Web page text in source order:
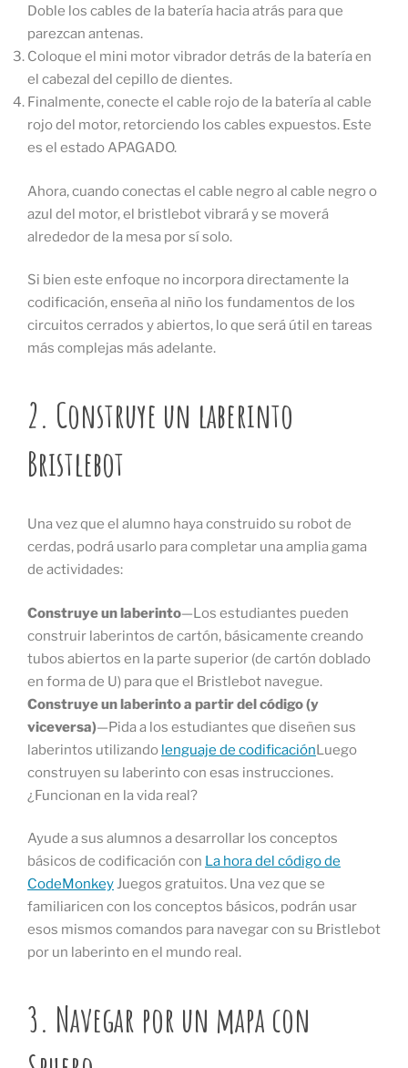
Doble los cables de la batería hacia atrás para que
parezcan antenas.
Coloque el mini motor vibrador detrás de la batería en
el cabezal del cepillo de dientes.
Finalmente, conecte el cable rojo de la batería al cable
rojo del motor, retorciendo los cables expuestos. Este
es el estado APAGADO.
Ahora, cuando conectas el cable negro al cable negro o
azul del motor, el bristlebot vibrará y se moverá
alrededor de la mesa por sí solo.
Si bien este enfoque no incorpora directamente la
codificación, enseña al niño los fundamentos de los
circuitos cerrados y abiertos, lo que será útil en tareas
más complejas más adelante.
2. Construye un laberinto
Bristlebot
Una vez que el alumno haya construido su robot de
cerdas, podrá usarlo para completar una amplia gama
de actividades:
Construye un laberinto—Los estudiantes pueden
construir laberintos de cartón, básicamente creando
tubos abiertos en la parte superior (de cartón doblado
en forma de U) para que el Bristlebot navegue.
Construye un laberinto a partir del código (y
viceversa)—Pida a los estudiantes que diseñen sus
laberintos utilizando lenguaje de codificaciónLuego
construyen su laberinto con esas instrucciones.
¿Funcionan en la vida real?
Ayude a sus alumnos a desarrollar los conceptos
básicos de codificación con La hora del código de
CodeMonkeyJuegos gratuitos. Una vez que se
familiaricen con los conceptos básicos, podrán usar
esos mismos comandos para navegar con su Bristlebot
por un laberinto en el mundo real.
3. Navegar por un mapa con